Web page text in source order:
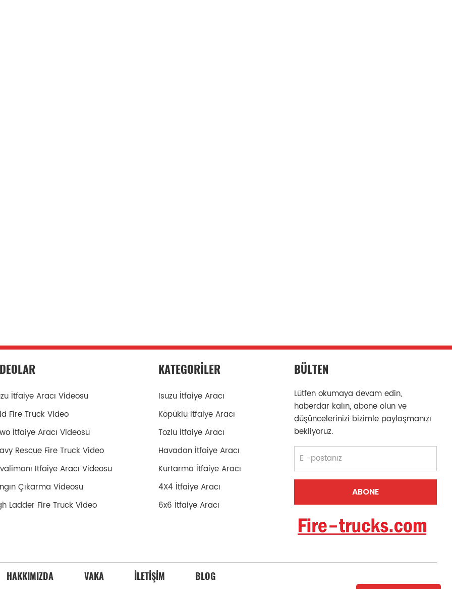
İtfaiye Aracı Videosu
Fire Truck Video
İtfaiye Aracı Videosu
Rescue Fire Truck Video
Itfaiye Aracı Videosu
Çıkarma Videosu
Ladder Fire Truck Video
KATEGORILER
Isuzu İtfaiye Aracı
Köpüklü İtfaiye Aracı
Tozlu İtfaiye Aracı
Havadan İtfaiye Aracı
Kurtarma İtfaiye Aracı
4X4 İtfaiye Aracı
6x6 İtfaiye Aracı
BÜLTEN
Lütfen okumaya devam edin,
haberdar kalın, abone olun ve
düşüncelerinizi bizimle paylaşmanızı
bekliyoruz.
HAKKIMIZDA VAKA İLETIŞIM
BLOG